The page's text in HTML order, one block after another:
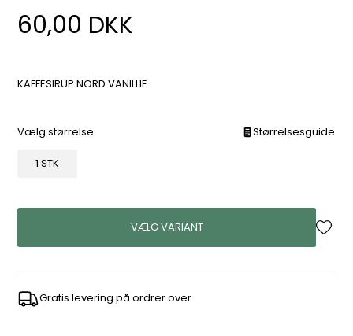
60,00 DKK
KAFFESIRUP NORD VANILLIE
Vælg størrelse Størrelsesguide
1 STK
VÆLG VARIANT
Gratis levering på ordrer over